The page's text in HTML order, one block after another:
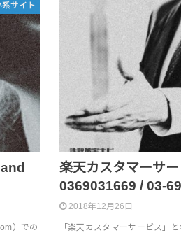
系サイト
）での
楽天カスタマーサ
0369031669 / 03-
2018年12月26日
「楽天カスタマーサービス」